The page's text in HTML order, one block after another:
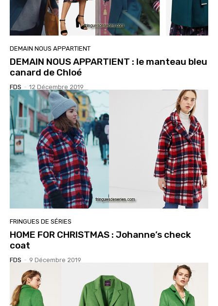
DEMAIN NOUS APPARTIENT
DEMAIN NOUS APPARTIENT : le manteau bleu
canard de Chloé
FDS - 12 Décembre 2019
FRINGUES DE SÉRIES
HOME FOR CHRISTMAS : Johanne’s check
coat
FDS - 9 Décembre 2019